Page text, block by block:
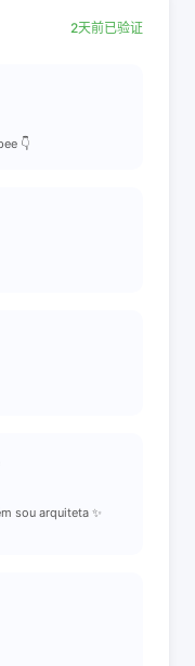
2天前已验证
👇
sou arquiteta ✨